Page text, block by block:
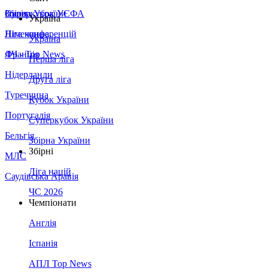
Збірна України
Італія
Німеччина
Франція
Нідерланди
Туреччина
Португалія
Бельгія
МЛС
Саудівська Аравія
Суперкубок УЄФА
Ліга конференцій
ЛЧ - Top News
Україна
Україна
Перша ліга
Друга ліга
Кубок України
Суперкубок України
Збірна України
Збірні
Ліга націй
ЧС 2026
Чемпіонати
Англія
Іспанія
АПЛ Top News